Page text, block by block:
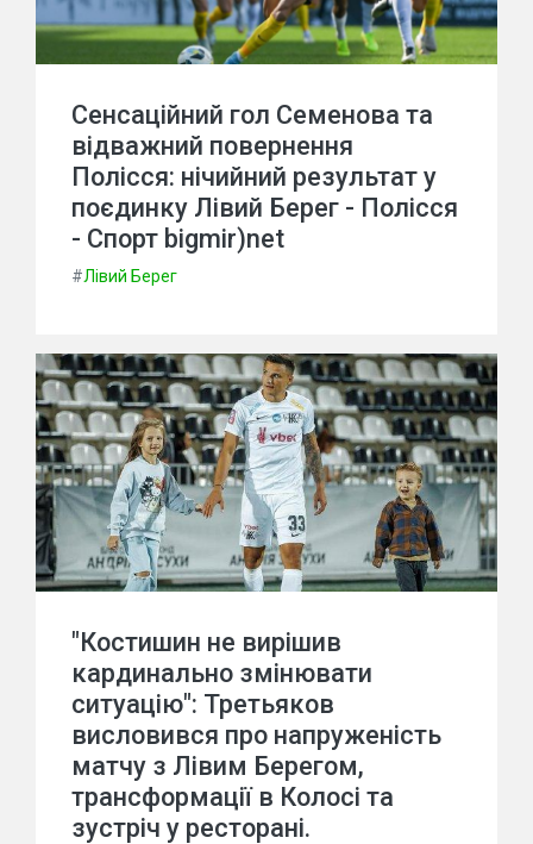
Сенсаційний гол Семенова та
відважний повернення
Полісся: нічийний результат у
поєдинку Лівий Берег - Полісся
- Спорт bigmir)net
#Лівий Берег
"Костишин не вирішив
кардинально змінювати
ситуацію": Третьяков
висловився про напруженість
матчу з Лівим Берегом,
трансформації в Колосі та
зустріч у ресторані.